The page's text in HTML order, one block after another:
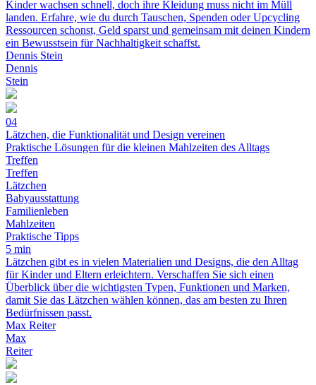
Kinder wachsen schnell, doch ihre Kleidung muss nicht im Müll
landen. Erfahre, wie du durch Tauschen, Spenden oder Upcycling
Ressourcen schonst, Geld sparst und gemeinsam mit deinen Kindern
ein Bewusstsein für Nachhaltigkeit schaffst.
Dennis Stein
Dennis
Stein
04
Lätzchen, die Funktionalität und Design vereinen
Praktische Lösungen für die kleinen Mahlzeiten des Alltags
Treffen
Treffen
Lätzchen
Babyausstattung
Familienleben
Mahlzeiten
Praktische Tipps
5 min
Lätzchen gibt es in vielen Materialien und Designs, die den Alltag
für Kinder und Eltern erleichtern. Verschaffen Sie sich einen
Überblick über die wichtigsten Typen, Funktionen und Marken,
damit Sie das Lätzchen wählen können, das am besten zu Ihren
Bedürfnissen passt.
Max Reiter
Max
Reiter